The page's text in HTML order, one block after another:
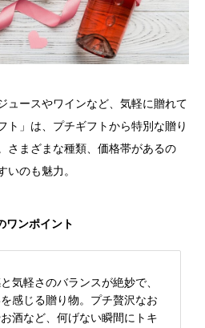
ュースやワインなど、気軽に贈れて
ト」は、プチギフトから特別な贈り
さまざまな種類、価格帯があるの
いのも魅力。
ワンポイント
気軽さのバランスが絶妙で、
感じる贈り物。プチ贅沢なお
酒など、何げない瞬間にトキ